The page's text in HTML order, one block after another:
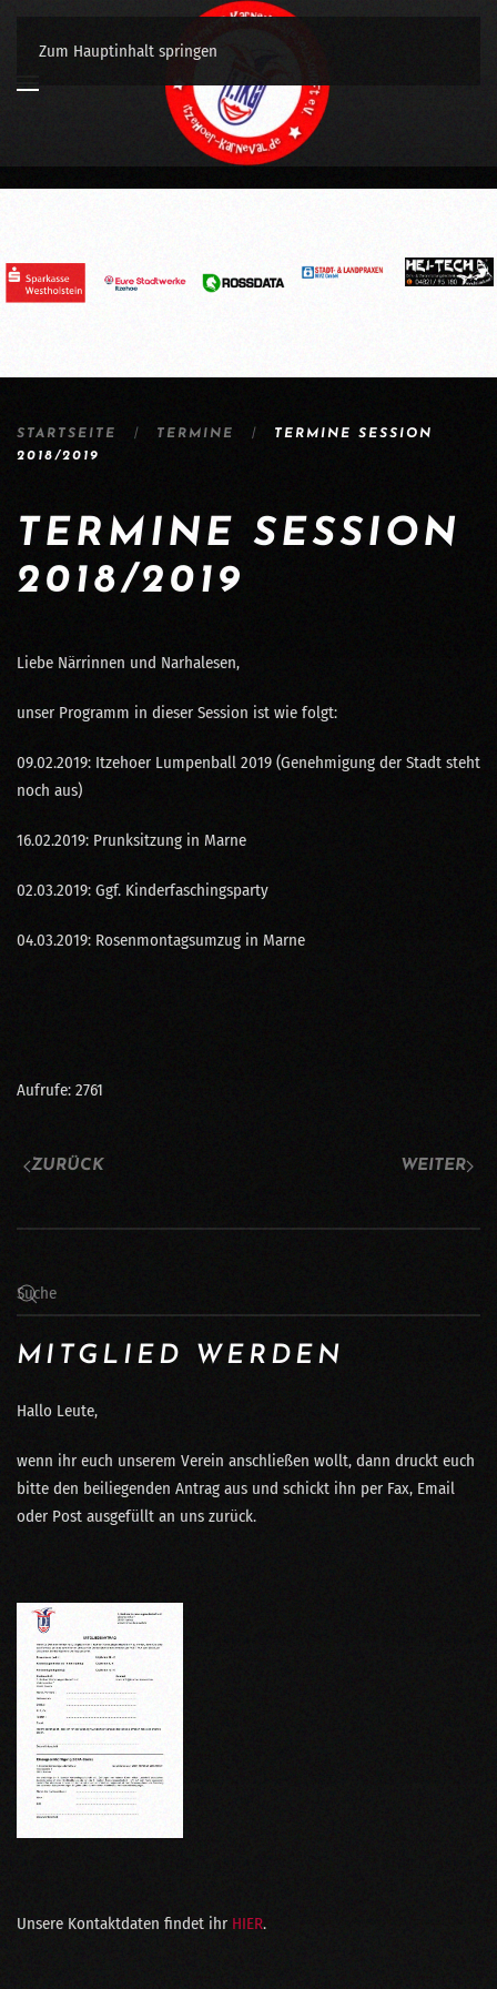
Zum Hauptinhalt springen
STARTSEITE TERMINE
TERMINE SESSION
2018/2019
TERMINE SESSION
2018/2019
Liebe Närrinnen und Narhalesen,
unser Programm in dieser Session ist wie folgt:
09.02.2019: Itzehoer Lumpenball 2019 (Genehmigung der Stadt steht
noch aus)
16.02.2019: Prunksitzung in Marne
02.03.2019: Ggf. Kinderfaschingsparty
04.03.2019: Rosenmontagsumzug in Marne
Aufrufe: 2761
ZURÜCK WEITER
MITGLIED WERDEN
Hallo Leute,
wenn ihr euch unserem Verein anschließen wollt, dann druckt euch
bitte den beiliegenden Antrag aus und schickt ihn per Fax, Email
oder Post ausgefüllt an uns zurück.
Unsere Kontaktdaten findet ihr HIER.